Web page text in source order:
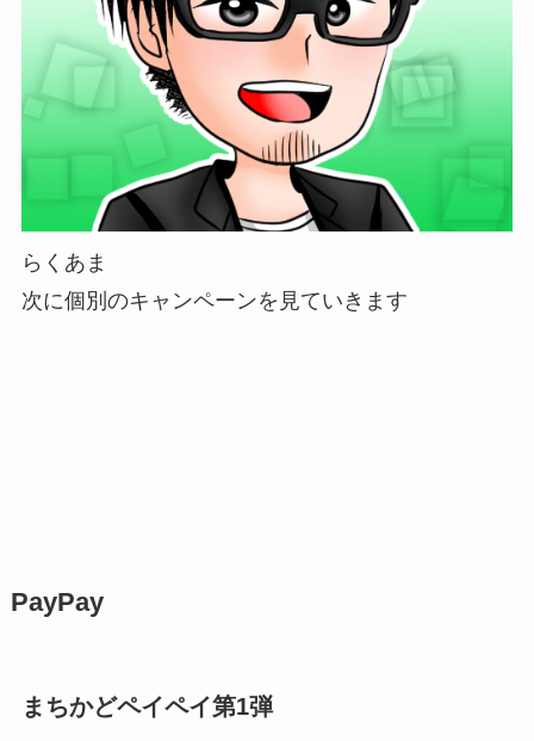
らくあま
次に個別のキャンペーンを見ていきます
PayPay
まちかどペイペイ第1弾